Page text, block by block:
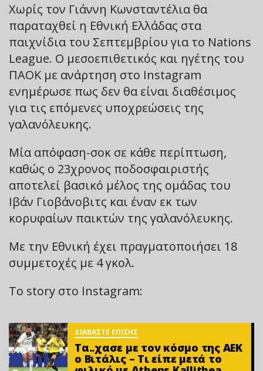
Χωρίς τον Γιάννη Κωνσταντέλια θα
παραταχθεί η Εθνική Ελλάδας στα
παιχνίδια του Σεπτεμβρίου για το Nations
League. Ο μεσοεπιθετικός και ηγέτης του
ΠΑΟΚ με ανάρτηση στο Instagram
ενημέρωσε πως δεν θα είναι διαθέσιμος
για τις επόμενες υποχρεώσεις της
γαλανόλευκης.
Μία απόφαση-σοκ σε κάθε περίπτωση,
καθώς ο 23χρονος ποδοσφαιριστής
αποτελεί βασικό μέλος της ομάδας του
Ιβάν Γιοβάνοβιτς και έναν εκ των
κορυφαίων παικτών της γαλανόλευκης.
Με την Εθνική έχει πραγματοποιήσει 18
συμμετοχές με 4 γκολ.
Το story στο Instagram:
ΔΙΑΒΑΣΤΕ ΕΠΙΣΗΣ
Τα..χασε με τον κόσμο της ΑΕΚ
ο Βιτάλις – Τι είπε μετά το